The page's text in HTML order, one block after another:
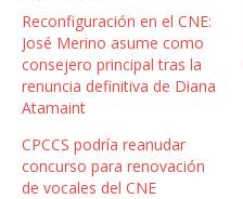
Reconfiguración en el CNE:
José Merino asume como
consejero principal tras la
renuncia definitiva de Diana
Atamaint
CPCCS podría reanudar
concurso para renovación
de vocales del CNE